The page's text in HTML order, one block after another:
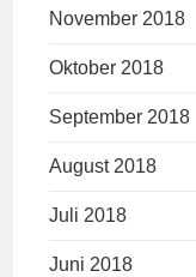
November 2018
Oktober 2018
September 2018
August 2018
Juli 2018
Juni 2018